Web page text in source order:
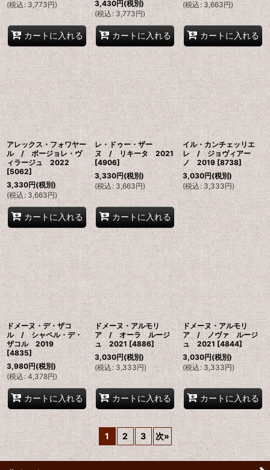
(税込: 3,773円)
カートに入れる
3,430円(税別)
(税込 : 3,773円)
カートに入れる
(税込 : 3,663円)
カートに入れる
アレックス・フォワヤー
ル / ボージョレ・ヴ
ィラージュ 2022
[5062]
3,330円(税別)
(税込 : 3,663円)
カートに入れる
レ・ドゥー・ザー
ヌ / リキータ 2021
[4906]
3,330円(税別)
(税込: 3,663円)
カートに入れる
イル・カンチェッリエ
レ / ジョヴィアー
ノ 2019 [8738]
3,030円(税別)
(税込 : 3,333円)
ドメーヌ・デ・ザコ
ル / シャペル・デ・
ザコル 2019
[4835]
3,980円(税別)
(税込: 4,378円)
カートに入れる
ドメーヌ・アルモリ
ア / オーラ ルージ
ュ 2021 [4886]
3,030円(税別)
(税込 : 3,333円)
カートに入れる
ドメーヌ・アルモリ
ア / ノヴァ ルージ
ュ 2021 [4844]
3,030円(税別)
(税込: 3,333円)
カートに入れる
1 2 3 次»